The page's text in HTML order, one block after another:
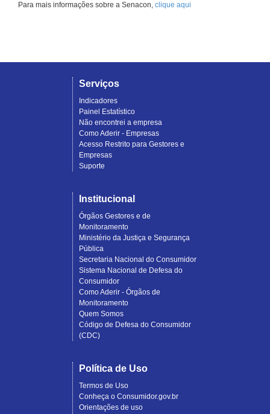
Para mais informações sobre a Senacon, clique aqui
Serviços
Indicadores
Painel Estatístico
Não encontrei a empresa
Como Aderir - Empresas
Acesso Restrito para Gestores e
Empresas
Suporte
Institucional
Órgãos Gestores e de
Monitoramento
Ministério da Justiça e Segurança
Pública
Secretaria Nacional do Consumidor
Sistema Nacional de Defesa do
Consumidor
Como Aderir - Órgãos de
Monitoramento
Quem Somos
Código de Defesa do Consumidor
(CDC)
Política de Uso
Termos de Uso
Conheça o Consumidor.gov.br
Orientações de uso